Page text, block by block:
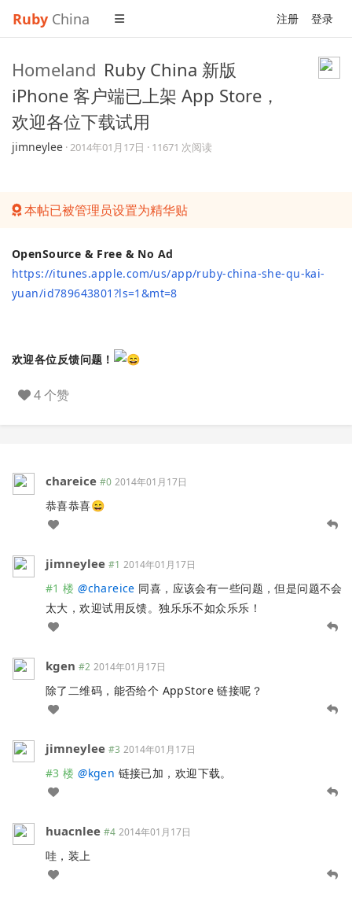
Ruby China 注册 登录
Homeland Ruby China 新版
iPhone 客户端已上架 App Store，
欢迎各位下载试用
jimneylee ·2014年01月17日 · 11671 次阅读
本帖已被管理员设置为精华贴
OpenSource & Free & No Ad
https://itunes.apple.com/us/app/ruby-china-she-qu-kai-
yuan/id789643801?ls=1&mt=8
欢迎各位反馈问题！
4 个赞
chareice #0 2014年01月17日
恭喜恭喜😄
jimneylee #1 2014年01月17日
#1 楼 @chareice 同喜，应该会有一些问题，但是问题不会
太大，欢迎试用反馈。独乐乐不如众乐乐！
kgen #2 2014年01月17日
除了二维码，能否给个 AppStore 链接呢？
jimneylee #3 2014年01月17日
#3 楼 @kgen 链接已加，欢迎下载。
huacnlee #4 2014年01月17日
哇，装上